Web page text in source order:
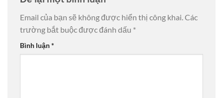
Email của bạn sẽ không được hiển thị công khai.Các
trường bắt buộc được đánh dấu *
Bình luận*